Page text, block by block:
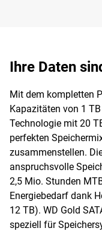
Ihre Daten
Mit dem kompletten
Kapazitäten von 1
Technologie mit 20
perfekten
zusammenstellen.
anspruchsvolle
2,5 Mio. Stunden
Energiebedarf dank
12 TB). WD Gold
speziell für